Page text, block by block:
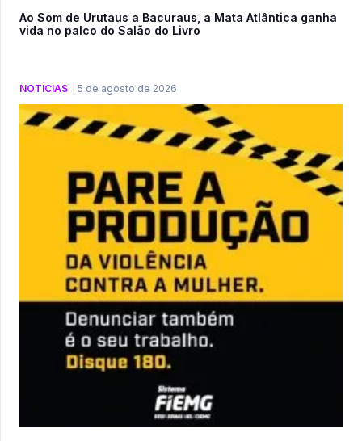
Ao Som de Urutaus a Bacuraus, a Mata Atlântica ganha
vida no palco do Salão do Livro
NOTÍCIAS 5 de agosto de 2026